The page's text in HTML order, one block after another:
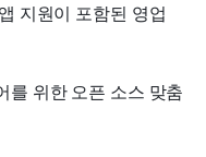
지원이 포함된 영업
를 위한 오픈 소스 맞춤